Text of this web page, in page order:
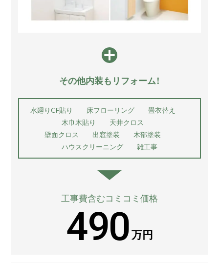
その他内装もリフォーム！
水廻りCF貼り 床フローリング
畳衣替え
木巾木貼り
天井クロス
壁面クロス 出窓塗装
木部塗装
ハウスクリーニング
雑工事
工事費含むコミコミ価格
490万円